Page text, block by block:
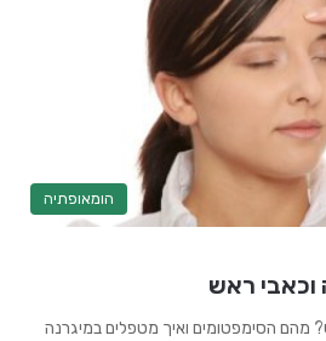
הומאופתיה
וכאבי ראש
מהם הסימפטומים ואיך מטפלים במיגרנה